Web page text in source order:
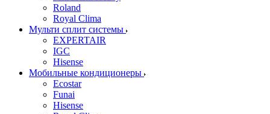
Roland
Royal Clima
Мульти сплит системы
EXPERTAIR
IGC
Hisense
Мобильные кондиционеры
Ecostar
Funai
Hisense